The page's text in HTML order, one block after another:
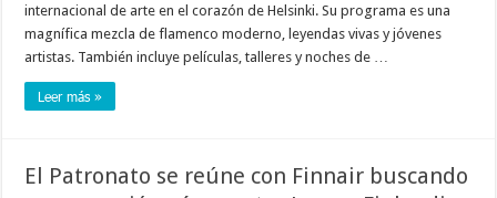
internacional de arte en el corazón de Helsinki. Su programa es una
magnífica mezcla de flamenco moderno, leyendas vivas y jóvenes
artistas. También incluye películas, talleres y noches de …
Leer más »
El Patronato se reúne con Finnair buscando